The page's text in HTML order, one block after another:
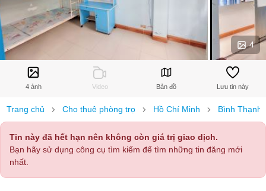
4
4 ảnh Video Bản đồ Lưu tin này
Trang chủ Cho thuê phòng trọ Hồ Chí Minh Bình Thạnh
Tin này đã hết hạn nên không còn giá trị giao dịch.
Bạn hãy sử dụng công cụ tìm kiếm để tìm những tin đăng mới
nhất.